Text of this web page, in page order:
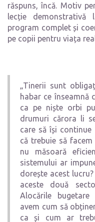
răspuns, încă. Motiv
lecție demonstrativă
program complet și
pe copii pentru viața
„Tinerii sunt
habar ce înseamnă
ca pe niște orbi
drumuri cărora li
care să își continue
că trebuie să facem
nu măsoară
sistemului ar
dorește acest
aceste două
Alocările
avem cum să
ca și cum ar